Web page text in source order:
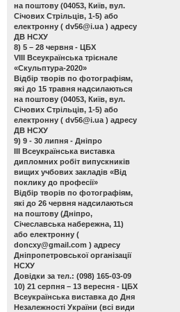
на поштову (04053, Київ, вул.
Січових Стрільців, 1-5) або
електронну ( dv56@i.ua ) адресу
ДВ НСХУ
8) 5 – 28 червня - ЦБХ
VIII Всеукраїнська трієнале
«Скульптура-2020»
Відбір творів по фотографіям,
які до 15 травня надсилаються
на поштову (04053, Київ, вул.
Січових Стрільців, 1-5) або
електронну ( dv56@i.ua ) адресу
ДВ НСХУ
9) 9 - 30 липня - Дніпро
ІІІ Всеукраїнська виставка
дипломних робіт випускників
вищих учбових закладів «Від
поклику до професії»
Відбір творів по фотографіям,
які до 26 червня надсилаються
на поштову (Дніпро,
Січеславська набережна, 11)
або електронну (
doncxy@gmail.com ) адресу
Дніпропетровської організації
НСХУ
Довідки за тел.: (098) 165-03-09
10) 21 серпня – 13 вересня - ЦБХ
Всеукраїнська виставка до Дня
Незалежності України (всі види